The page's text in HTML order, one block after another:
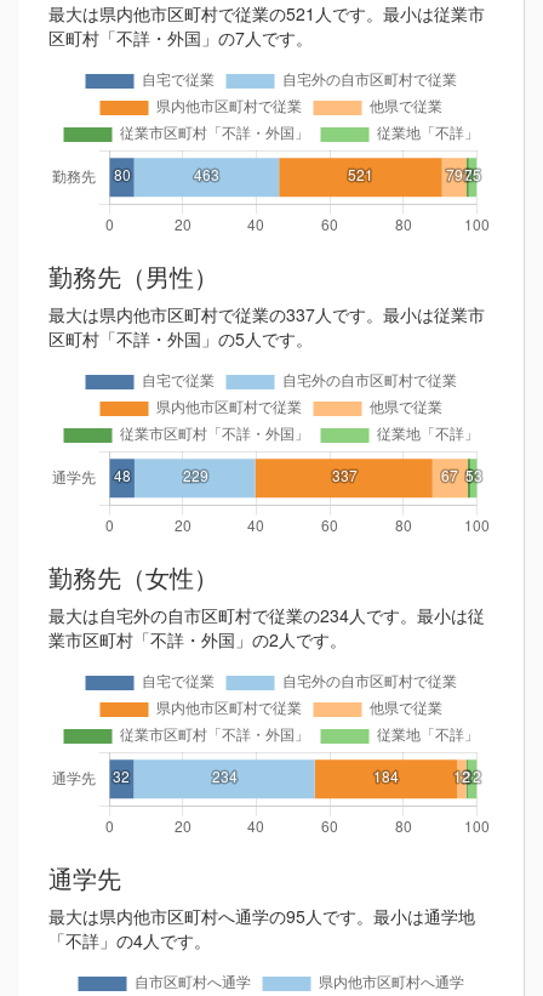
最大は県内他市区町村で従業の521人です。最小は従業市
区町村「不詳・外国」の7人です。
勤務先（男性）
最大は県内他市区町村で従業の337人です。最小は従業市
区町村「不詳・外国」の5人です。
勤務先（女性）
最大は自宅外の自市区町村で従業の234人です。最小は従
業市区町村「不詳・外国」の2人です。
通学先
最大は県内他市区町村へ通学の95人です。最小は通学地
「不詳」の4人です。